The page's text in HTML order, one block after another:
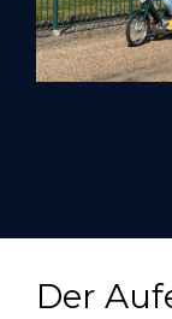
Der